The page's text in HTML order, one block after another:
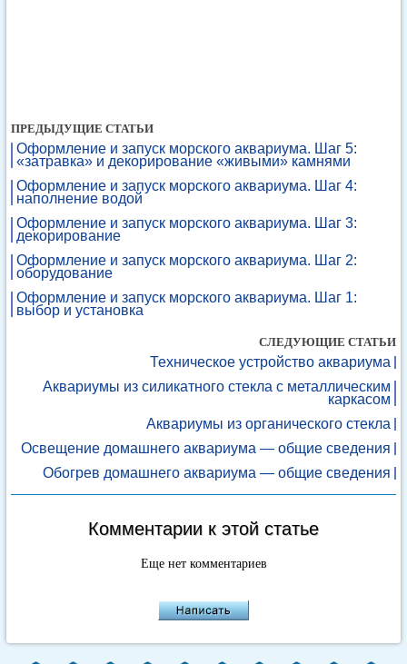
ПРЕДЫДУЩИЕ СТАТЬИ
Оформление и запуск морского аквариума. Шаг 5:
«затравка» и декорирование «живыми» камнями
Оформление и запуск морского аквариума. Шаг 4:
наполнение водой
Оформление и запуск морского аквариума. Шаг 3:
декорирование
Оформление и запуск морского аквариума. Шаг 2:
оборудование
Оформление и запуск морского аквариума. Шаг 1:
выбор и установка
СЛЕДУЮЩИЕ СТАТЬИ
Техническое устройство аквариума
Аквариумы из силикатного стекла с металлическим
каркасом
Аквариумы из органического стекла
Освещение домашнего аквариума — общие сведения
Обогрев домашнего аквариума — общие сведения
Комментарии к этой статье
Еще нет комментариев